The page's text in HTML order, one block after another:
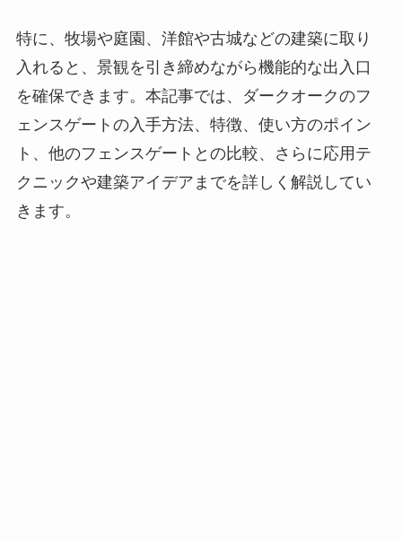
特に、牧場や庭園、洋館や古城などの建築に取り
入れると、景観を引き締めながら機能的な出入口
を確保できます。本記事では、ダークオークのフ
ェンスゲートの入手方法、特徴、使い方のポイン
ト、他のフェンスゲートとの比較、さらに応用テ
クニックや建築アイデアまでを詳しく解説してい
きます。